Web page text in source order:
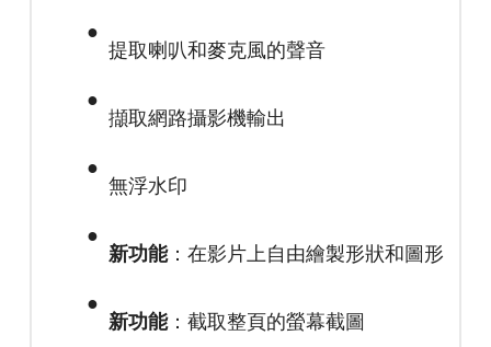
提取喇叭和麥克風的聲音
擷取網路攝影機輸出
無浮水印
新功能：在影片上自由繪製形狀和圖形
新功能：截取整頁的螢幕截圖